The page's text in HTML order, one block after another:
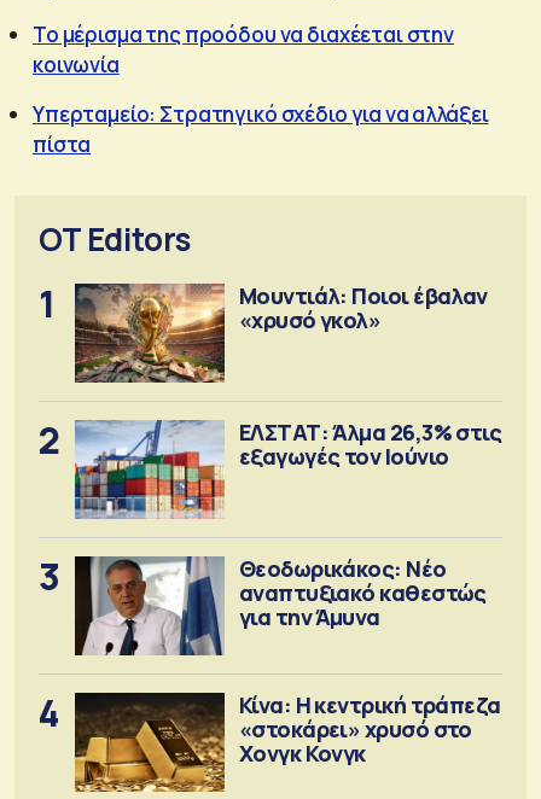
Το μέρισμα της προόδου να διαχέεται στην
κοινωνία
Υπερταμείο: Στρατηγικό σχέδιο για να αλλάξει
πίστα
OT Editors
1
Μουντιάλ: Ποιοι έβαλαν
«χρυσό γκολ»
2
ΕΛΣΤΑΤ: Άλμα 26,3% στις
εξαγωγές τον Ιούνιο
3
Θεοδωρικάκος: Νέο
αναπτυξιακό καθεστώς
για την Άμυνα
4
Κίνα: Η κεντρική τράπεζα
«στοκάρει» χρυσό στο
Χονγκ Κονγκ